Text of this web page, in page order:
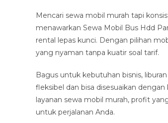
Mencari sewa mobil murah tapi
menawarkan Sewa Mobil Bus Hdd
rental lepas kunci. Dengan pilihan
yang nyaman tanpa kuatir soal tarif.
Bagus untuk kebutuhan bisnis,
fleksibel dan bisa disesuaikan
layanan sewa mobil murah, profit
untuk perjalanan Anda.